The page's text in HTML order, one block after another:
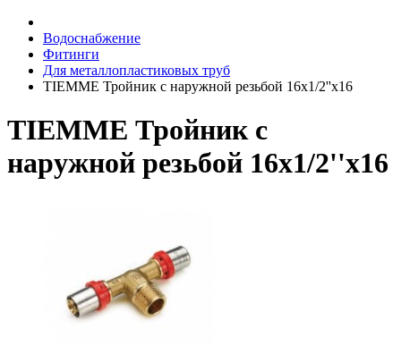
Водоснабжение
Фитинги
Для металлопластиковых труб
TIEMME Тройник с наружной резьбой 16x1/2''x16
TIEMME Тройник с
наружной резьбой 16x1/2''x16